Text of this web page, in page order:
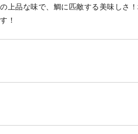
上品な味で、鯛に匹敵する美味しさ
！